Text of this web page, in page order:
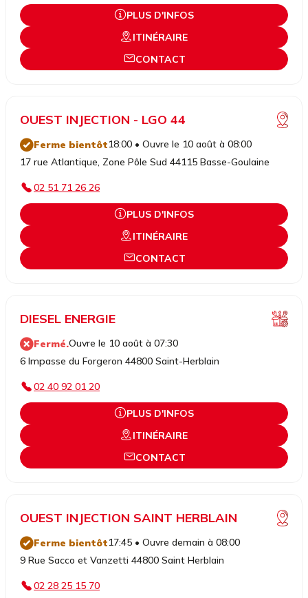
PLUS D'INFOS
ITINÉRAIRE
CONTACT
OUEST INJECTION - LGO 44
Ferme bientôt18:00 • Ouvre le 10 août à 08:00
17 rue Atlantique, Zone Pôle Sud 44115 Basse-Goulaine
02 51 71 26 26
PLUS D'INFOS
ITINÉRAIRE
CONTACT
DIESEL ENERGIE
Fermé.Ouvre le 10 août à 07:30
6 Impasse du Forgeron 44800 Saint-Herblain
02 40 92 01 20
PLUS D'INFOS
ITINÉRAIRE
CONTACT
OUEST INJECTION SAINT HERBLAIN
Ferme bientôt17:45 • Ouvre demain à 08:00
9 Rue Sacco et Vanzetti 44800 Saint Herblain
02 28 25 15 70